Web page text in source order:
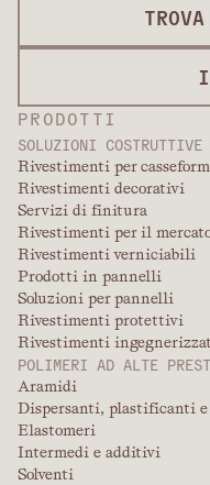
PRODOTTI
SOLUZIONI COSTRUTTIVE
Rivestimenti per
Rivestimenti decorativi
Servizi di finitura
Rivestimenti per il
Rivestimenti verniciabili
Prodotti in pannelli
Soluzioni per pannelli
Rivestimenti protettivi
Rivestimenti
POLIMERI AD ALTE
Aramidi
Dispersanti, plastificanti
Elastomeri
Intermedi e additivi
Solventi